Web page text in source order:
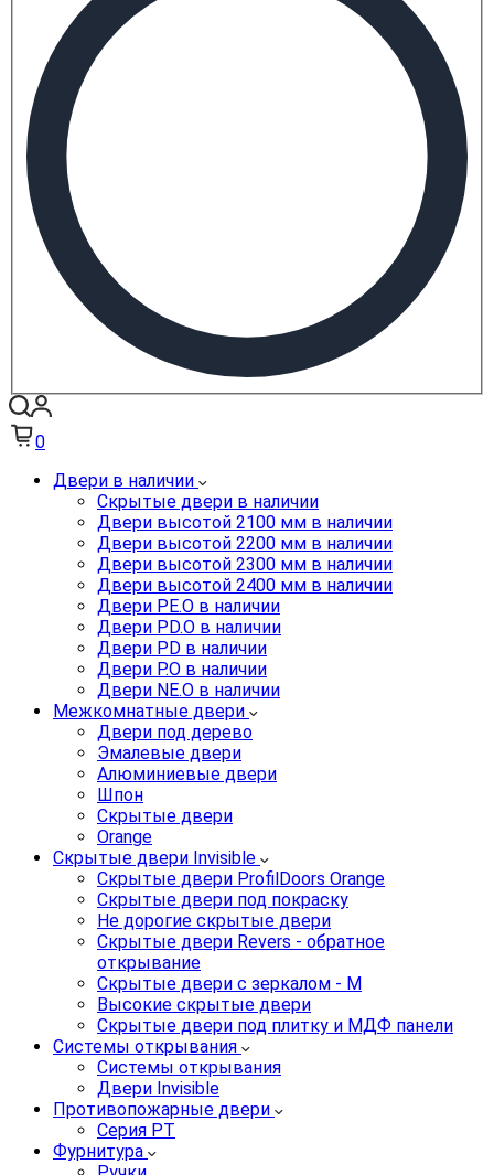
0
Двери в наличии
Скрытые двери в наличии
Двери высотой 2100 мм в наличии
Двери высотой 2200 мм в наличии
Двери высотой 2300 мм в наличии
Двери высотой 2400 мм в наличии
Двери PE.O в наличии
Двери PD.O в наличии
Двери PD в наличии
Двери P.O в наличии
Двери NE.O в наличии
Межкомнатные двери
Двери под дерево
Эмалевые двери
Алюминиевые двери
Шпон
Скрытые двери
Orange
Скрытые двери Invisible
Скрытые двери ProfilDoors Orange
Скрытые двери под покраску
Не дорогие скрытые двери
Скрытые двери Revers - обратное
открывание
Скрытые двери с зеркалом - M
Высокие скрытые двери
Скрытые двери под плитку и МДФ панели
Системы открывания
Системы открывания
Двери Invisible
Противопожарные двери
Серия PT
Фурнитура